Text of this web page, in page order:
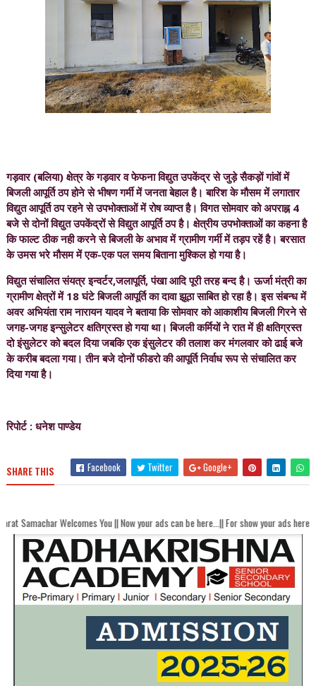
गड़वार (बलिया) क्षेत्र के गड़वार व फेफना विद्युत उपकेंद्र से जुड़े सैकड़ों गांवों में
बिजली आपूर्ति ठप होने से भीषण गर्मी में जनता बेहाल है। बारिश के मौसम में लगातार
विद्युत आपूर्ति ठप रहने से उपभोक्ताओं में रोष व्याप्त है। विगत सोमवार को अपराह्न 4
बजे से दोनों विद्युत उपकेंद्रों से विद्युत आपूर्ति ठप है। क्षेत्रीय उपभोक्ताओं का कहना है
कि फाल्ट ठीक नही करने से बिजली के अभाव में ग्रामीण गर्मी में तड़प रहें है। बरसात
के उमस भरे मौसम में एक-एक पल समय बिताना मुश्किल हो गया है।
विद्युत संचालित संयत्र इन्वर्टर,जलापूर्ति, पंखा आदि पूरी तरह बन्द है। ऊर्जा मंत्री का
ग्रामीण क्षेत्रों में 18 घंटे बिजली आपूर्ति का दावा झूठा साबित हो रहा है। इस संबन्ध में
अवर अभियंता राम नारायन यादव ने बताया कि सोमवार को आकाशीय बिजली गिरने से
जगह-जगह इन्सुलेटर क्षतिग्रस्त हो गया था। बिजली कर्मियों ने रात में ही क्षतिग्रस्त
दो इंसुलेटर को बदल दिया जबकि एक इंसुलेटर की तलाश कर मंगलवार को ढाई बजे
के करीब बदला गया। तीन बजे दोनों फीडरो की आपूर्ति निर्वाध रूप से संचालित कर
दिया गया है।
रिपोर्ट : धनेश पाण्डेय
SHARE THIS Facebook Twitter Google+
You || Now your ads can be here...|| For show your ads here contact